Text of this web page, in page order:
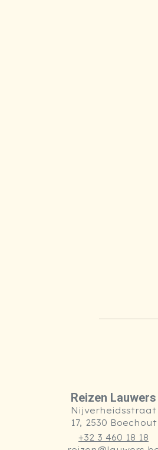
Reizen Lauwers
Nijverheidsstraat
17, 2530 Boechout
+32 3 460 18 18